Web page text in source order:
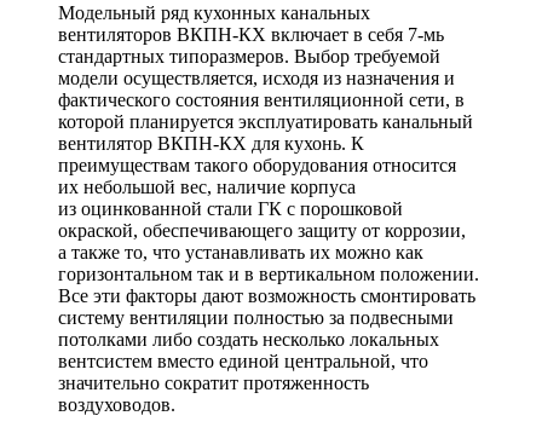
Модельный ряд кухонных канальных
вентиляторов ВКПН-КХ включает в себя 7-мь
стандартных типоразмеров. Выбор требуемой
модели осуществляется, исходя из назначения и
фактического состояния вентиляционной сети, в
которой планируется эксплуатировать канальный
вентилятор ВКПН-КХ для кухонь. К
преимуществам такого оборудования относится
их небольшой вес, наличие корпуса
из оцинкованной стали ГК с порошковой
окраской, обеспечивающего защиту от коррозии,
а также то, что устанавливать их можно как
горизонтальном так и в вертикальном положении.
Все эти факторы дают возможность смонтировать
систему вентиляции полностью за подвесными
потолками либо создать несколько локальных
вентсистем вместо единой центральной, что
значительно сократит протяженность
воздуховодов.